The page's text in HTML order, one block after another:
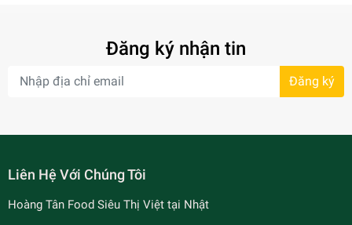
Đăng ký nhận tin
Đăng ký
Liên Hệ Với Chúng Tôi
Hoàng Tân Food Siêu Thị Việt tại Nhật